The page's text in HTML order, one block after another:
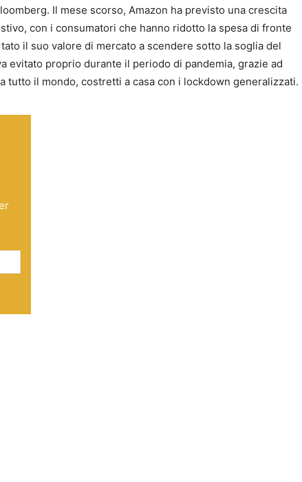
Il mese scorso, Amazon ha previsto una crescita
con i consumatori che hanno ridotto la spesa di fronte
il suo valore di mercato a scendere sotto la soglia del
evitato proprio durante il periodo di pandemia, grazie ad
tutto il mondo, costretti a casa con i lockdown generalizzati.